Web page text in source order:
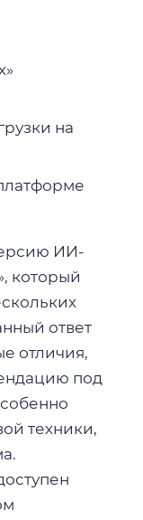
на
ИИ-
который
ответ
отличия,
под
техники,